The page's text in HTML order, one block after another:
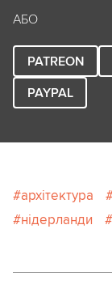
АБО
PATREON
PAYPAL
архітектура
нідерланди